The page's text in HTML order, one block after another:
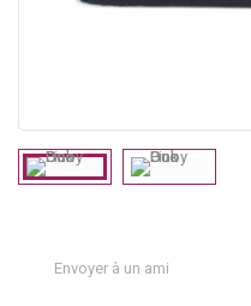
Envoyer à un ami